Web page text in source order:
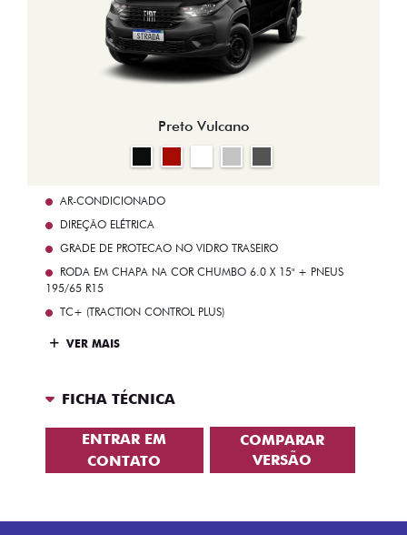
Preto Vulcano
AR-CONDICIONADO
DIREÇÃO ELÉTRICA
GRADE DE PROTECAO NO VIDRO TRASEIRO
RODA EM CHAPA NA COR CHUMBO 6.0 X 15" + PNEUS
195/65 R15
TC+ (TRACTION CONTROL PLUS)
VER MAIS
FICHA TÉCNICA
ENTRAR EM
CONTATO
COMPARAR
VERSÃO